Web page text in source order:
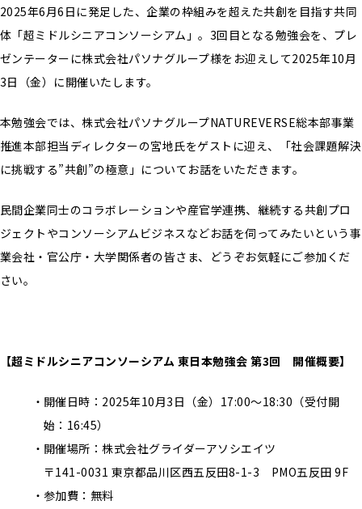
2025年6月6日に発足した、企業の枠組みを超えた共創を目指す共同
体「超ミドルシニアコンソーシアム」。3回目となる勉強会を、プレ
ゼンテーターに株式会社パソナグループ様をお迎えして2025年10月
3日（金）に開催いたします。
本勉強会では、株式会社パソナグループNATUREVERSE総本部事業
推進本部担当ディレクターの宮地氏をゲストに迎え、「社会課題解決
に挑戦する”共創”の極意」についてお話をいただきます。
民間企業同士のコラボレーションや産官学連携、継続する共創プロ
ジェクトやコンソーシアムビジネスなどお話を伺ってみたいという事
業会社・官公庁・大学関係者の皆さま、どうぞお気軽にご参加くだ
さい。
【超ミドルシニアコンソーシアム 東日本勉強会 第3回 開催概要】
開催日時：2025年10月3日（金）17:00〜18:30（受付開
始：16:45）
開催場所：株式会社グライダーアソシエイツ
〒141-0031 東京都品川区西五反田8-1-3 PMO五反田 9F
参加費：無料